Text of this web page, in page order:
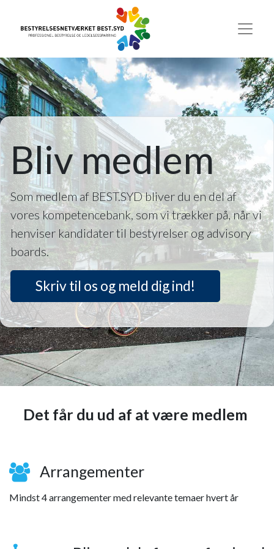
Bliv medlem
Som medlem af BEST.SYD bliver du en del af
vores kompetencebank, som vi trækker på, når vi
henviser kandidater til bestyrelser og advisory
boards.
Skriv til os og meld dig ind!
Det får du ud af at være medlem
Arrangementer
Mindst 4 arrangementer med relevante temaer hvert år